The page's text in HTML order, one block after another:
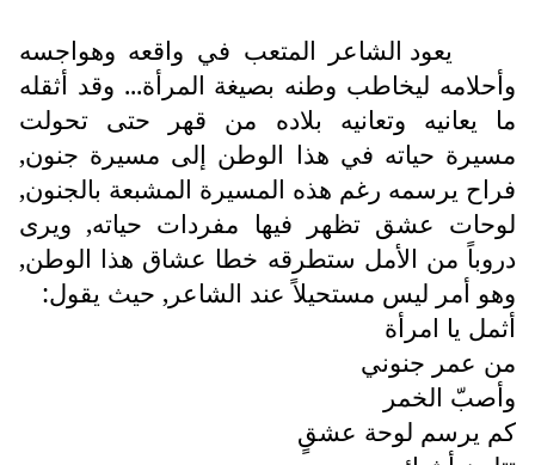
يعود الشاعر المتعب في واقعه وهواجسه
وأحلامه ليخاطب وطنه بصيغة المرأة... وقد أثقله
ما يعانيه وتعانيه بلاده من قهر حتى تحولت
مسيرة حياته في هذا الوطن إلى مسيرة جنون,
فراح يرسمه رغم هذه المسيرة المشبعة بالجنون,
لوحات عشق تظهر فيها مفردات حياته, ويرى
دروباً من الأمل ستطرقه خطا عشاق هذا الوطن,
وهو أمر ليس مستحيلاً عند الشاعر, حيث يقول:
أثمل يا امرأة
من عمر جنوني
وأصبّ الخمر
كم يرسم لوحة عشقٍ